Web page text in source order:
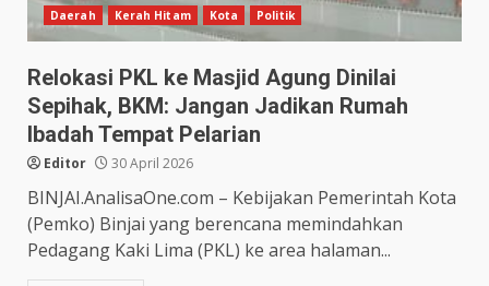
Daerah Kerah Hitam Kota Politik
Relokasi PKL ke Masjid Agung Dinilai
Sepihak, BKM: Jangan Jadikan Rumah
Ibadah Tempat Pelarian
Editor 30 April 2026
BINJAI.AnalisaOne.com – Kebijakan Pemerintah Kota
(Pemko) Binjai yang berencana memindahkan
Pedagang Kaki Lima (PKL) ke area halaman...